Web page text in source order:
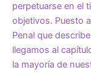
perpetuarse en el
objetivos. Puesto
Penal que
llegamos al
la mayoría de